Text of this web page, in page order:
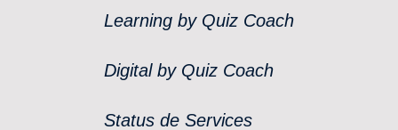
Learning by Quiz Coach
Digital by Quiz Coach
Status de Services